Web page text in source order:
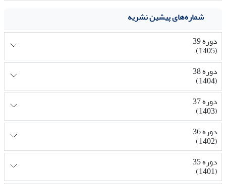
شماره‌های پیشین نشریه
دوره 39
(1405)
دوره 38
(1404)
دوره 37
(1403)
دوره 36
(1402)
دوره 35
(1401)